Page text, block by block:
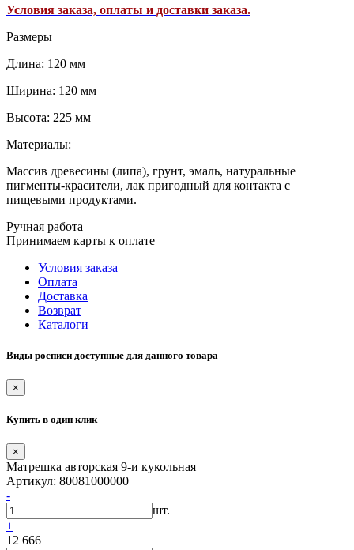
Условия заказа, оплаты и доставки заказа.
Размеры
Длина: 120 мм
Ширина: 120 мм
Высота: 225 мм
Материалы:
Массив древесины (липа), грунт, эмаль, натуральные
пигменты-красители, лак пригодный для контакта с
пищевыми продуктами.
Ручная работа
Принимаем карты к оплате
Условия заказа
Оплата
Доставка
Возврат
Каталоги
Виды росписи доступные для данного товара
×
Купить в один клик
×
Матрешка авторская 9-и кукольная
Артикул: 80081000000
-
шт.
+
12 666